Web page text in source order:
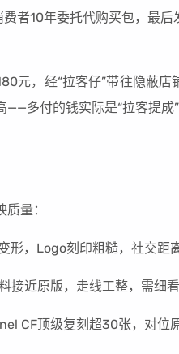
者10年委托代购买包，最后
元，经“拉客仔”带往隐蔽
多付的钱实际是“拉客提成”
量：
，Logo刻印粗糙，社交距
近原版，走线工整，需细看
CF顶级复刻超30张，对位